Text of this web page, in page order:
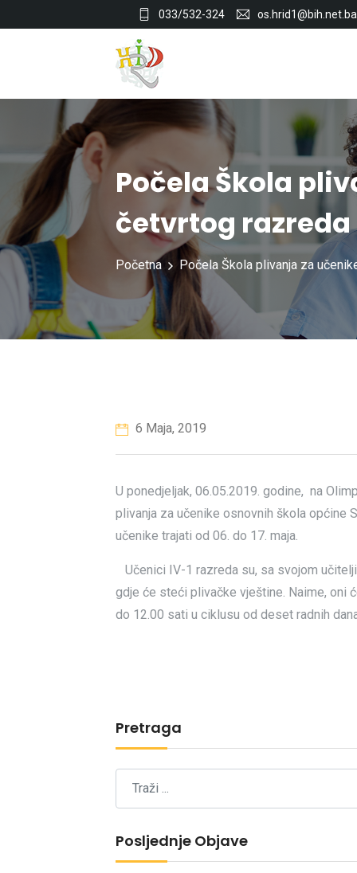
033/532-324 os.hrid1@bih.net.ba
Počela Škola
četvrtog razreda
Početna Počela Škola plivanja za
6 Maja, 2019
U ponedjeljak, 06.05.2019. godine, na
plivanja za učenike osnovnih škola općine
učenike trajati od 06. do 17. maja.
Učenici IV-1 razreda su, sa svojom
gdje će steći plivačke vještine. Naime, oni
do 12.00 sati u ciklusu od deset radnih
Pretraga
Posljednje Objave